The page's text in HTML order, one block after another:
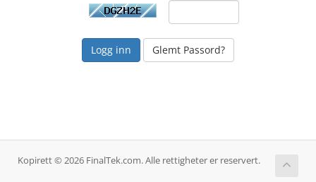
Glemt Passord?
Kopirett © 2026 FinalTek.com. Alle rettigheter er reservert.